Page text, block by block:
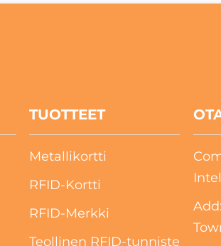
TUOTTEET
Metallikortti
RFID-Kortti
RFID-Merkki
Teollinen RFID-tunniste